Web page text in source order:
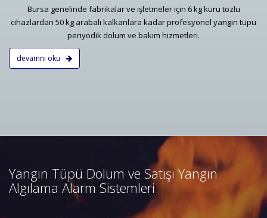
Bursa genelinde fabrikalar ve işletmeler için 6 kg kuru tozlu
cihazlardan 50 kg arabalı kalkanlara kadar profesyonel yangın tüpü
periyodik dolum ve bakım hizmetleri.
devamnı oku
Yangın Tüpü Dolum ve Satışı Yangın
Algılama Alarm Sistemleri
Bursa adresli ve konvansiyonel
yangın alarm sistemleri
projelendirme, duman, ısı,
kombine dedektörler, kontrol
panelleri ve yangın butonları
satış, bakım, montajı.